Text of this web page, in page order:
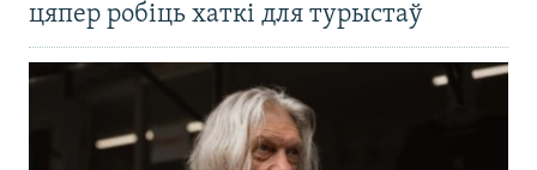
цяпер робіць хаткі для турыстаў